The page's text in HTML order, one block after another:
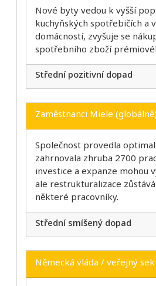
Nové byty vedou k vyšší
kuchyňských spotřebičích a
domácností, zvyšuje se
spotřebního zboží
Střední pozitivní dopad
Zaměstnanci Miele (globálně)
Společnost provedla
zahrnovala zhruba 2700
investice a expanze mohou
ale restrukturalizace
některé pracovníky.
Střední smíšený dopad
Německá vláda / veřejný